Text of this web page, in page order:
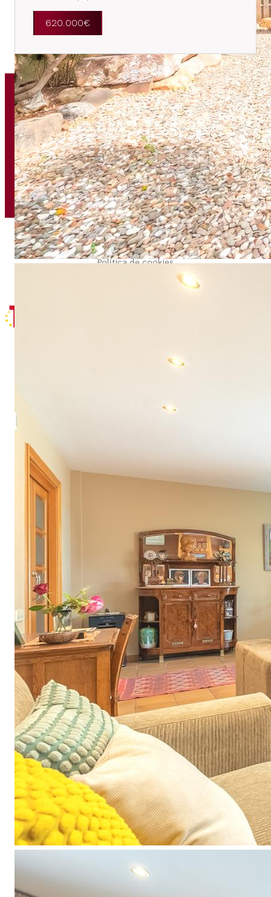
620.000€
CONTACTO
Passeig Marítim, 182
08860 Castelldefels (BCN)
936 65 80 83
info@fincasbellamar.com
HORARIO ATENCIÓN
De lunes a viernes
Mañanas de 09.00h a 14.00h
Tardes de 16.00h a 20.00h
Política de privacidad
Aviso legal
Política de cookies
por Mediafels